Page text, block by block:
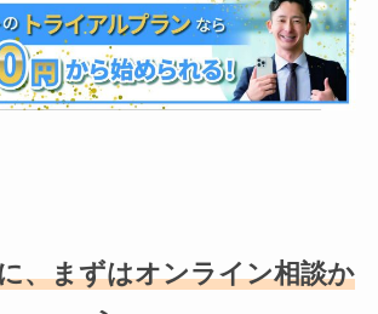
、まずはオンライン相談か